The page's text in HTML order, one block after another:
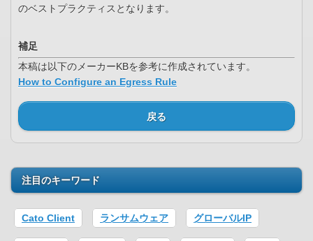
のベストプラクティスとなります。
補足
本稿は以下のメーカーKBを参考に作成されています。
How to Configure an Egress Rule
戻る
注目のキーワード
Cato Client ランサムウェア グローバルIP